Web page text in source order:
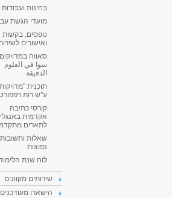
בחינות ועבודות
מועדי הגשת
טפסים, בקשות
ואישורים
סאווה
سوا في العلوم
الدقيقة
תוכנית
ע"ש רות רפפורט
קורסי כתיבה
אקדמית
לתארים
שאלות ותשובות
נפוצות
לוח שנת
שירותים מקוונים
הישארו מעודכנים